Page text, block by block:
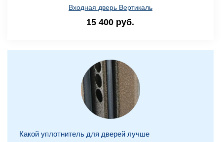
Входная дверь Вертикаль
15 400 руб.
Какой уплотнитель для дверей лучше